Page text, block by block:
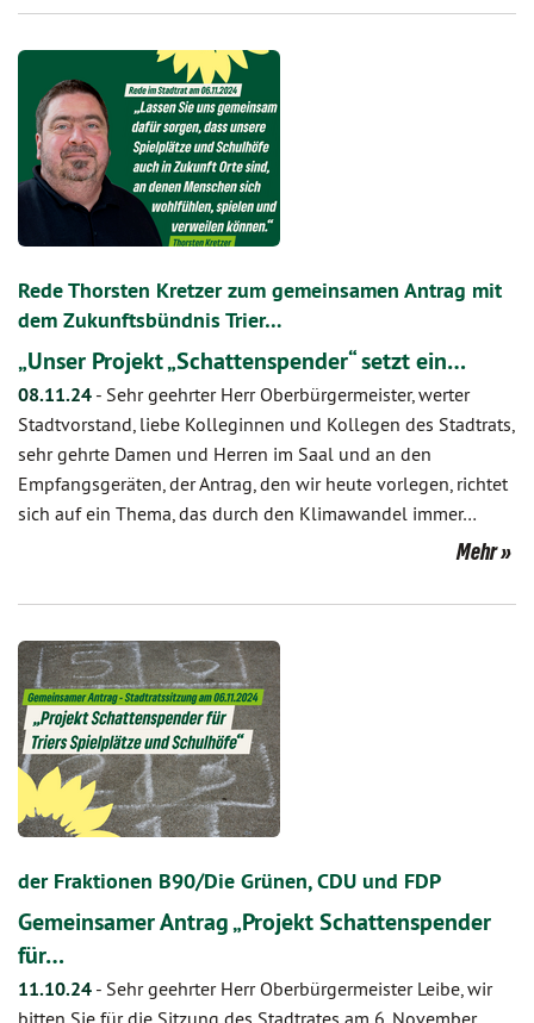
Rede Thorsten Kretzer zum gemeinsamen Antrag mit
dem Zukunftsbündnis Trier…
„Unser Projekt „Schattenspender“ setzt ein…
08.11.24 - Sehr geehrter Herr Oberbürgermeister, werter
Stadtvorstand, liebe Kolleginnen und Kollegen des Stadtrats,
sehr gehrte Damen und Herren im Saal und an den
Empfangsgeräten, der Antrag, den wir heute vorlegen, richtet
sich auf ein Thema, das durch den Klimawandel immer…
Mehr
der Fraktionen B90/Die Grünen, CDU und FDP
Gemeinsamer Antrag „Projekt Schattenspender
für…
11.10.24 - Sehr geehrter Herr Oberbürgermeister Leibe, wir
bitten Sie für die Sitzung des Stadtrates am 6. November